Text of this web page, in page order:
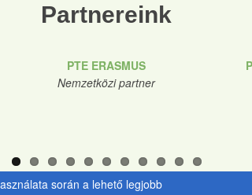
Partnereink
PTE ERASMUS
Nemzetközi partner
során a lehető legjobb